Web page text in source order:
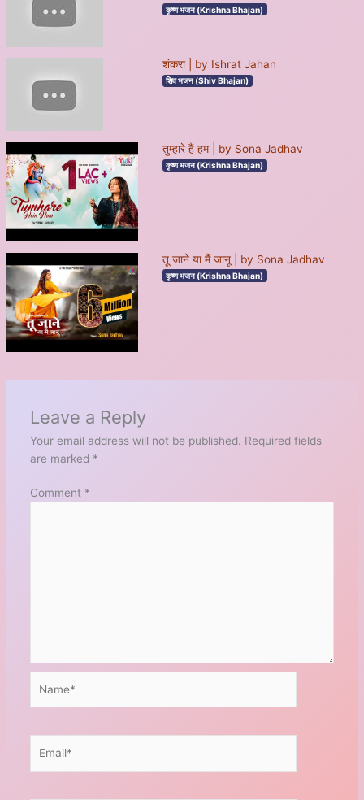
कृष्ण भजन (Krishna Bhajan)
शंकरा | by Ishrat Jahan
शिव भजन (Shiv Bhajan)
तुम्हारे हैं हम | by Sona Jadhav
कृष्ण भजन (Krishna Bhajan)
तू जाने या मैं जानू | by Sona Jadhav
कृष्ण भजन (Krishna Bhajan)
Leave a Reply
Your email address will not be published. Required fields
are marked *
Comment *